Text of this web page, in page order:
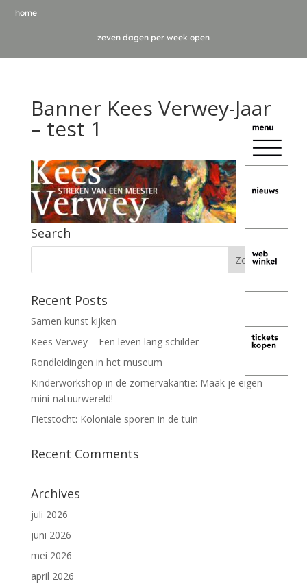
home
zeven dagen per week open
Banner Kees Verwey-Jaar
– test 1
Search
Recent Posts
Samen kunst kijken
Kees Verwey – Een leven lang schilder
Rondleidingen in het museum
Kinderworkshop in de zomervakantie: Maak je eigen
mini-natuurwereld!
Fietstocht: Koloniale sporen in de tuin
Recent Comments
Archives
juli 2026
juni 2026
mei 2026
april 2026